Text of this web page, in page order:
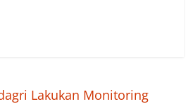
Lakukan Monitoring